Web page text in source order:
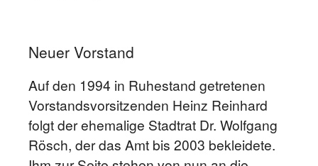
Neuer Vorstand
Auf den 1994 in Ruhestand getretenen
Vorstandsvorsitzenden Heinz Reinhard
folgt der ehemalige Stadtrat Dr. Wolfgang
Rösch, der das Amt bis 2003 bekleidete.